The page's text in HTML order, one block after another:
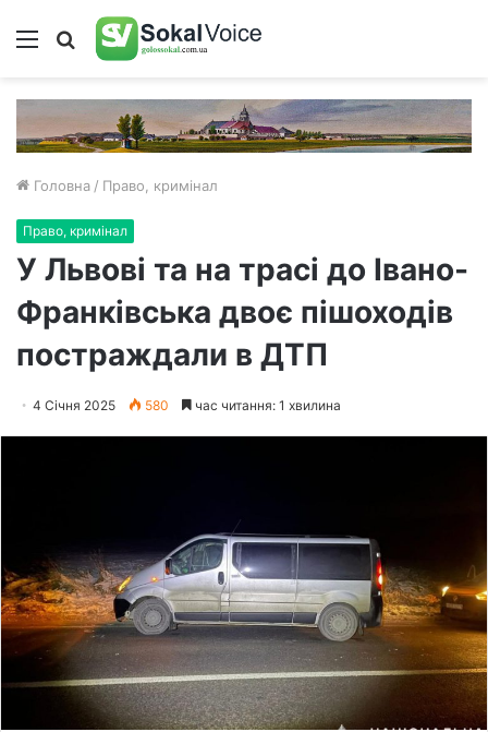
Меню Пошук
Головна / Право, кримінал
Право, кримінал
У Львові та на трасі до Івано-
Франківська двоє пішоходів
постраждали в ДТП
4 Січня 2025 580 час читання: 1 хвилина